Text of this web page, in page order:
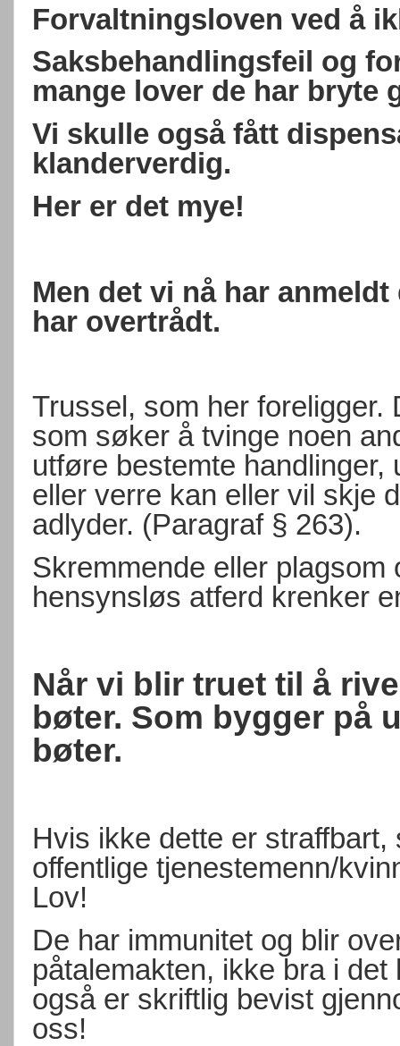
Forvaltningsloven ved å
Saksbehandlingsfeil og
mange lover de har bryte
Vi skulle også fått
klanderverdig.
Her er det mye!
Men det vi nå har
har overtrådt.
Trussel, som her foreligger.
som søker å tvinge noen
utføre bestemte
eller verre kan eller vil skje
adlyder. (Paragraf § 263).
Skremmende eller plagsom
hensynsløs atferd krenker
Når vi blir truet til å
bøter. Som bygger på
bøter.
Hvis ikke dette er
offentlige tjenestemenn/
Lov!
De har immunitet og blir
påtalemakten, ikke bra i
også er skriftlig bevist
oss!